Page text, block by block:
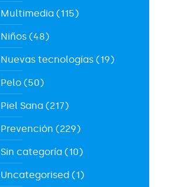
Multimedia (115)
Niños (48)
Nuevas tecnologías (19)
Pelo (50)
Piel Sana (217)
Prevención (229)
Sin categoría (10)
Uncategorised (1)